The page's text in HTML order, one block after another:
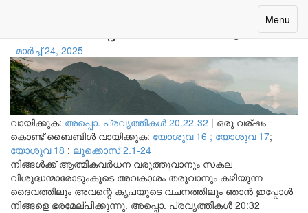
Toggle
Menu
ദൈവശബ്ദം തിരിച്ചറിയുക
മാർച്ച് 24, 2025
വായിക്കുക: അപ്പൊ. പ്രവൃത്തികള്‍ 20.22-32 | ഒരു വര്ഷം
കൊണ്ട് ബൈബിൾ വായിക്കുക: യോശുവ 16 ; യോശുവ 17;
യോശുവ 18 ; ലൂക്കൊസ് 2.1-24
നിങ്ങൾക്ക് ആത്മികവർധന വരുത്തുവാനും സകല
വിശുദ്ധന്മാരോടുംകൂടെ അവകാശം തരുവാനും കഴിയുന്ന
ദൈവത്തിലും അവന്റെ കൃപയുടെ വചനത്തിലും ഞാൻ ഇപ്പോൾ
നിങ്ങളെ ഭരമേല്പിക്കുന്നു. അപ്പൊ. പ്രവൃത്തികൾ 20:32